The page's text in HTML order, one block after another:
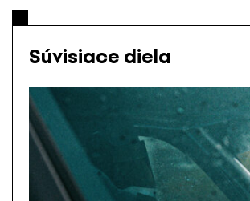
Súvisiace diela